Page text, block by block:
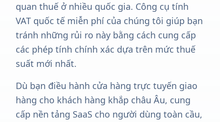
quan thuế ở nhiều quốc gia. Công cụ tính
VAT quốc tế miễn phí của chúng tôi giúp bạn
tránh những rủi ro này bằng cách cung cấp
các phép tính chính xác dựa trên mức thuế
suất mới nhất.
Dù bạn điều hành cửa hàng trực tuyến giao
hàng cho khách hàng khắp châu Âu, cung
cấp nền tảng SaaS cho người dùng toàn cầu,